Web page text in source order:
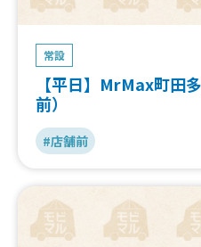
常設
【平日】MrMax町田
前）
#店舗前